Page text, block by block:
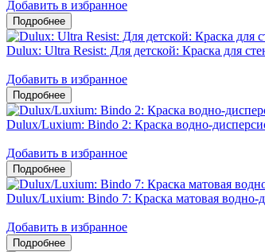
Добавить в избранное
Dulux: Ultra Resist: Для детской: Краска для
Добавить в избранное
Dulux/Luxium: Bindo 2: Краска водно-
Добавить в избранное
Dulux/Luxium: Bindo 7: Краска матовая водно-
Добавить в избранное